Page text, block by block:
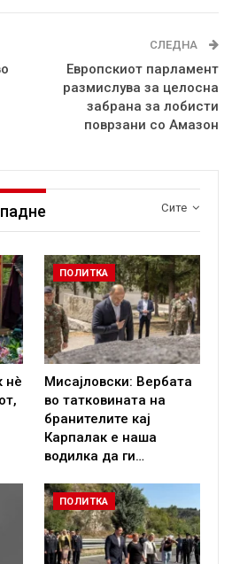
СЛЕДНА
Европскиот парламент
размислува за целосна
забрана за лобисти
поврзани со Амазон
Сите
нè
ПОЛИТКА
Мисајловски: Вербата
во татковината на
бранителите кај
Карпалак е наша
водилка да ги…
ПОЛИТКА